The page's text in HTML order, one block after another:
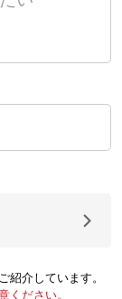
介しています。
ください。